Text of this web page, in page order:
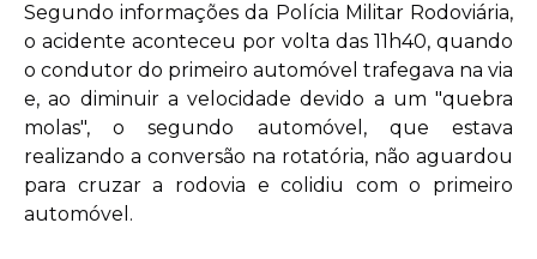
Segundo informações da Polícia Militar Rodoviária,
o acidente aconteceu por volta das 11h40, quando
o condutor do primeiro automóvel trafegava na via
e, ao diminuir a velocidade devido a um "quebra
molas", o segundo automóvel, que estava
realizando a conversão na rotatória, não aguardou
para cruzar a rodovia e colidiu com o primeiro
automóvel.